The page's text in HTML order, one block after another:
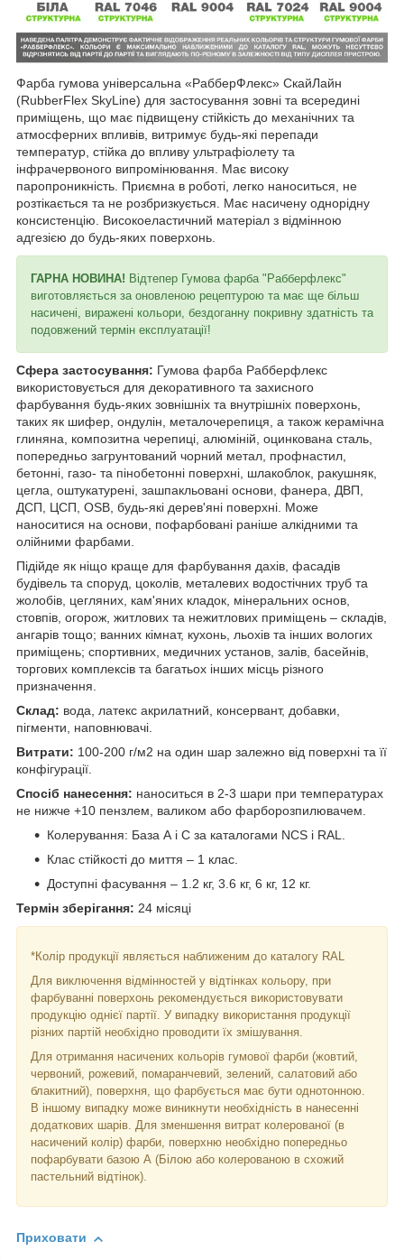
Фарба гумова універсальна «РабберФлекс» СкайЛайн
(RubberFlex SkyLine) для застосування зовні та всередині
приміщень, що має підвищену стійкість до механічних та
атмосферних впливів, витримує будь-які перепади
температур, стійка до впливу ультрафіолету та
інфрачервоного випромінювання. Має високу
паропроникність. Приємна в роботі, легко наноситься, не
розтікається та не розбризкується. Має насичену однорідну
консистенцію. Високоеластичний матеріал з відмінною
адгезією до будь-яких поверхонь.
ГАРНА НОВИНА! Відтепер Гумова фарба "Рабберфлекс"
виготовляється за оновленою рецептурою та має ще більш
насичені, виражені кольори, бездоганну покривну здатність та
подовжений термін експлуатації!
Сфера застосування: Гумова фарба Рабберфлекс
використовується для декоративного та захисного
фарбування будь-яких зовнішніх та внутрішніх поверхонь,
таких як шифер, ондулін, металочерепиця, а також керамічна
глиняна, композитна черепиці, алюміній, оцинкована сталь,
попередньо загрунтований чорний метал, профнастил,
бетонні, газо- та пінобетонні поверхні, шлакоблок, ракушняк,
цегла, оштукатурені, зашпакльовані основи, фанера, ДВП,
ДСП, ЦСП, OSB, будь-які дерев'яні поверхні. Може
наноситися на основи, пофарбовані раніше алкідними та
олійними фарбами.
Підійде як ніщо краще для фарбування дахів, фасадів
будівель та споруд, цоколів, металевих водостічних труб та
жолобів, цегляних, кам'яних кладок, мінеральних основ,
стовпів, огорож, житлових та нежитлових приміщень – складів,
ангарів тощо; ванних кімнат, кухонь, льохів та інших вологих
приміщень; спортивних, медичних установ, залів, басейнів,
торгових комплексів та багатьох інших місць різного
призначення.
Склад: вода, латекс акрилатний, консервант, добавки,
пігменти, наповнювачі.
Витрати: 100-200 г/м2 на один шар залежно від поверхні та її
конфігурації.
Спосіб нанесення: наноситься в 2-3 шари при температурах
не нижче +10 пензлем, валиком або фарборозпилювачем.
Колерування: База А і С за каталогами NCS і RAL.
Клас стійкості до миття – 1 клас.
Доступні фасування – 1.2 кг, 3.6 кг, 6 кг, 12 кг.
Термін зберігання: 24 місяці
*Колір продукції являється наближеним до каталогу RAL
Для виключення відмінностей у відтінках кольору, при
фарбуванні поверхонь рекомендується використовувати
продукцію однієї партії. У випадку використання продукції
різних партій необхідно проводити їх змішування.
Для отримання насичених кольорів гумової фарби (жовтий,
червоний, рожевий, помаранчевий, зелений, салатовий або
блакитний), поверхня, що фарбується має бути однотонною.
В іншому випадку може виникнути необхідність в нанесенні
додаткових шарів. Для зменшення витрат колерованої (в
насичений колір) фарби, поверхню необхідно попередньо
пофарбувати базою А (Білою або колерованою в схожий
пастельний відтінок).
Приховати